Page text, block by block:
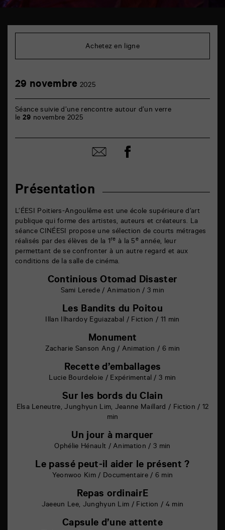
86000
Présentation
L’ÉESI Poitiers-Angoulême est une école supérieure d’art
publique qui forme des artistes, auteurs et créateurs. La
séance CINÉESI propose une sélection de courts métrages
réalisés par des élèves de la 1re à la 5e année, leur
permettant de se confronter à un autre regard et aux
conditions de la salle de cinéma.
Continious Otomad Disaster
Sami Lerede / Animation / 3 min
Les Bandits du Poitou
Illan Ilhardoy Eguiazabal / Fiction / 11 min
Monument
Zacharie Sanson Ang / Animation / 6 min
Recette d’emballages
Lucie Bourdeloie / Expérimental / 3 min
Sur les bords du Clain
Elsa Leneutre, Junghyun Lim, Jeanne Maillard / Fiction / 12
min
Un jour à marquer
Ophélie Hénault / Animation / 3 min
Le passé peut-il aider le présent ?
Yeonwoo Kim / Documentaire / 6 min
Repas ordinairE
Jaeeun Lee, Junghyun Lim / Fiction / 4 min
Capsule d’une attente
Achetez en ligne
29 novembre 2025
Séance suivie d’une rencontre autour d’un verre
le 29 novembre 2025
Partager
par
Partager
sur